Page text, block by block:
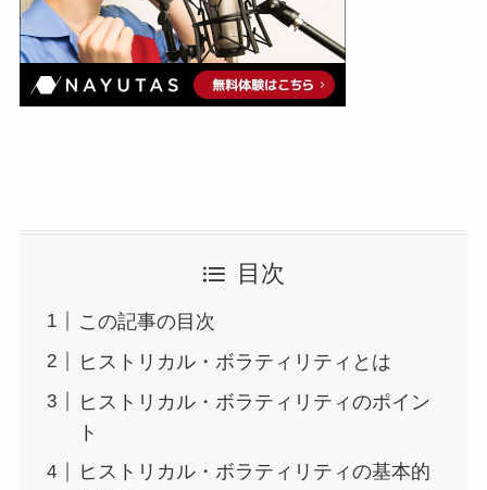
目次
この記事の目次
ヒストリカル・ボラティリティとは
ヒストリカル・ボラティリティのポイン
ト
ヒストリカル・ボラティリティの基本的